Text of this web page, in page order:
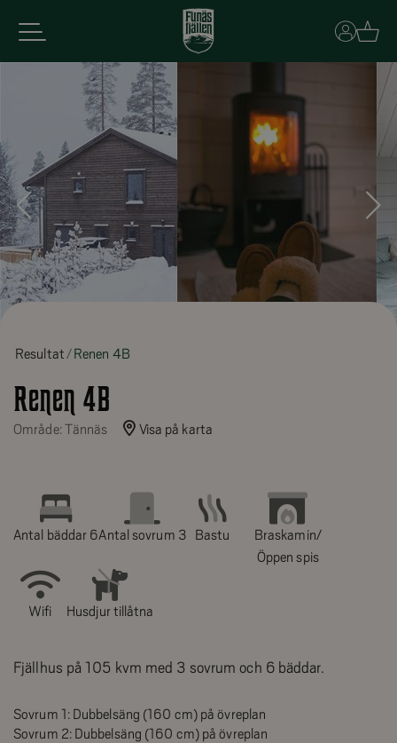
Basket
Resultat Renen 4B
Renen 4B
Område: Tännäs Visa på karta
Antal bäddar 6Antal sovrum 3 Bastu
Braskamin/
Öppen spis
Wifi Husdjur tillåtna
Fjällhus på 105 kvm med 3 sovrum och 6 bäddar.
Sovrum 1: Dubbelsäng (160 cm) på övreplan
Sovrum 2: Dubbelsäng (160 cm) på övreplan